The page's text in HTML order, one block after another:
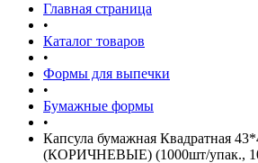
Главная страница
•
Каталог товаров
•
Формы для выпечки
•
Бумажные формы
•
Капсула бумажная Квадратная
(КОРИЧНЕВЫЕ) (1000шт/упак.,